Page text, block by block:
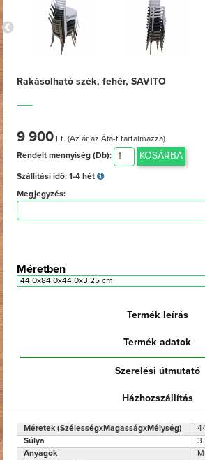
Rakásolható szék, fehér, SAVITO
9 900 Ft. (Az ár az Áfá-t tartalmazza)
Rendelt mennyiség (Db):
KOSÁRBA
Szállítási idő: 1-4 hét
Megjegyzés:
Méretben
Termék leírás
Termék adatok
Szerelési útmutató
Házhozszállítás
Méretek (SzélességxMagasságxMélység)
Súlya
Anyagok